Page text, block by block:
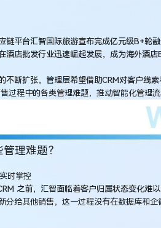
链平台汇智国际旅游宣布完成亿元级B+轮
酒店批发行业迅速崛起发展，成为海外酒
不断扩张，管理层希望借助CRM对客户线
过程中的各类管理难题，推动智能化管理流
理难题？
时掌控
之前，汇智面临着客户归属状态变化难
分给其他销售，这一过程没有在数据库和企